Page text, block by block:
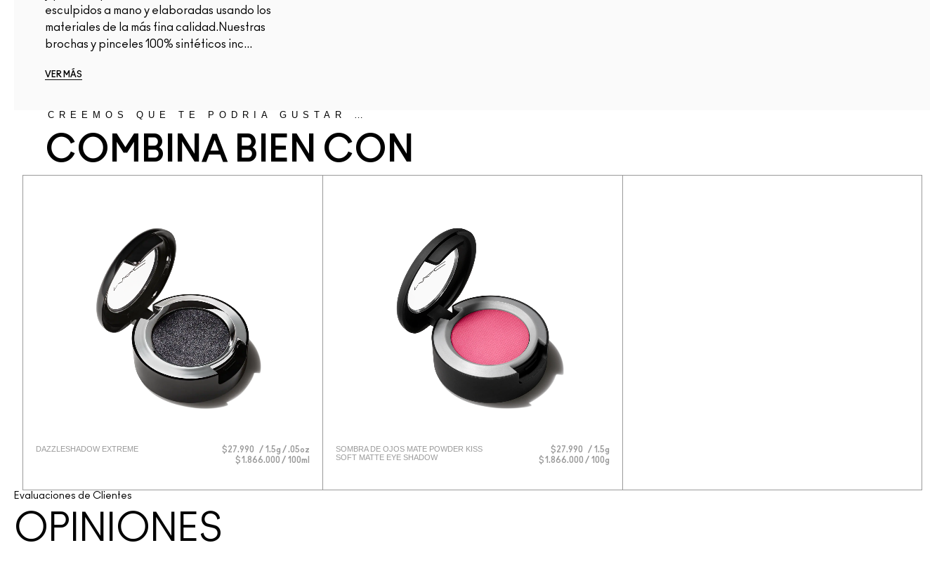
esculpidos a mano y elaboradas usando los
materiales de la más fina calidad.Nuestras
brochas y pinceles 100% sintéticos inc...
VER MÁS
CREEMOS QUE TE PODRÍA GUSTAR …
COMBINA BIEN CON
DAZZLESHADOW EXTREME $27.990
1.5g / .05oz
$1.866.000 / 100ml
SOMBRA DE OJOS MATE POWDER KISS
SOFT MATTE EYE SHADOW
$27.990
1.5g
$1.866.000 / 100g
Evaluaciones de Clientes
OPINIONES